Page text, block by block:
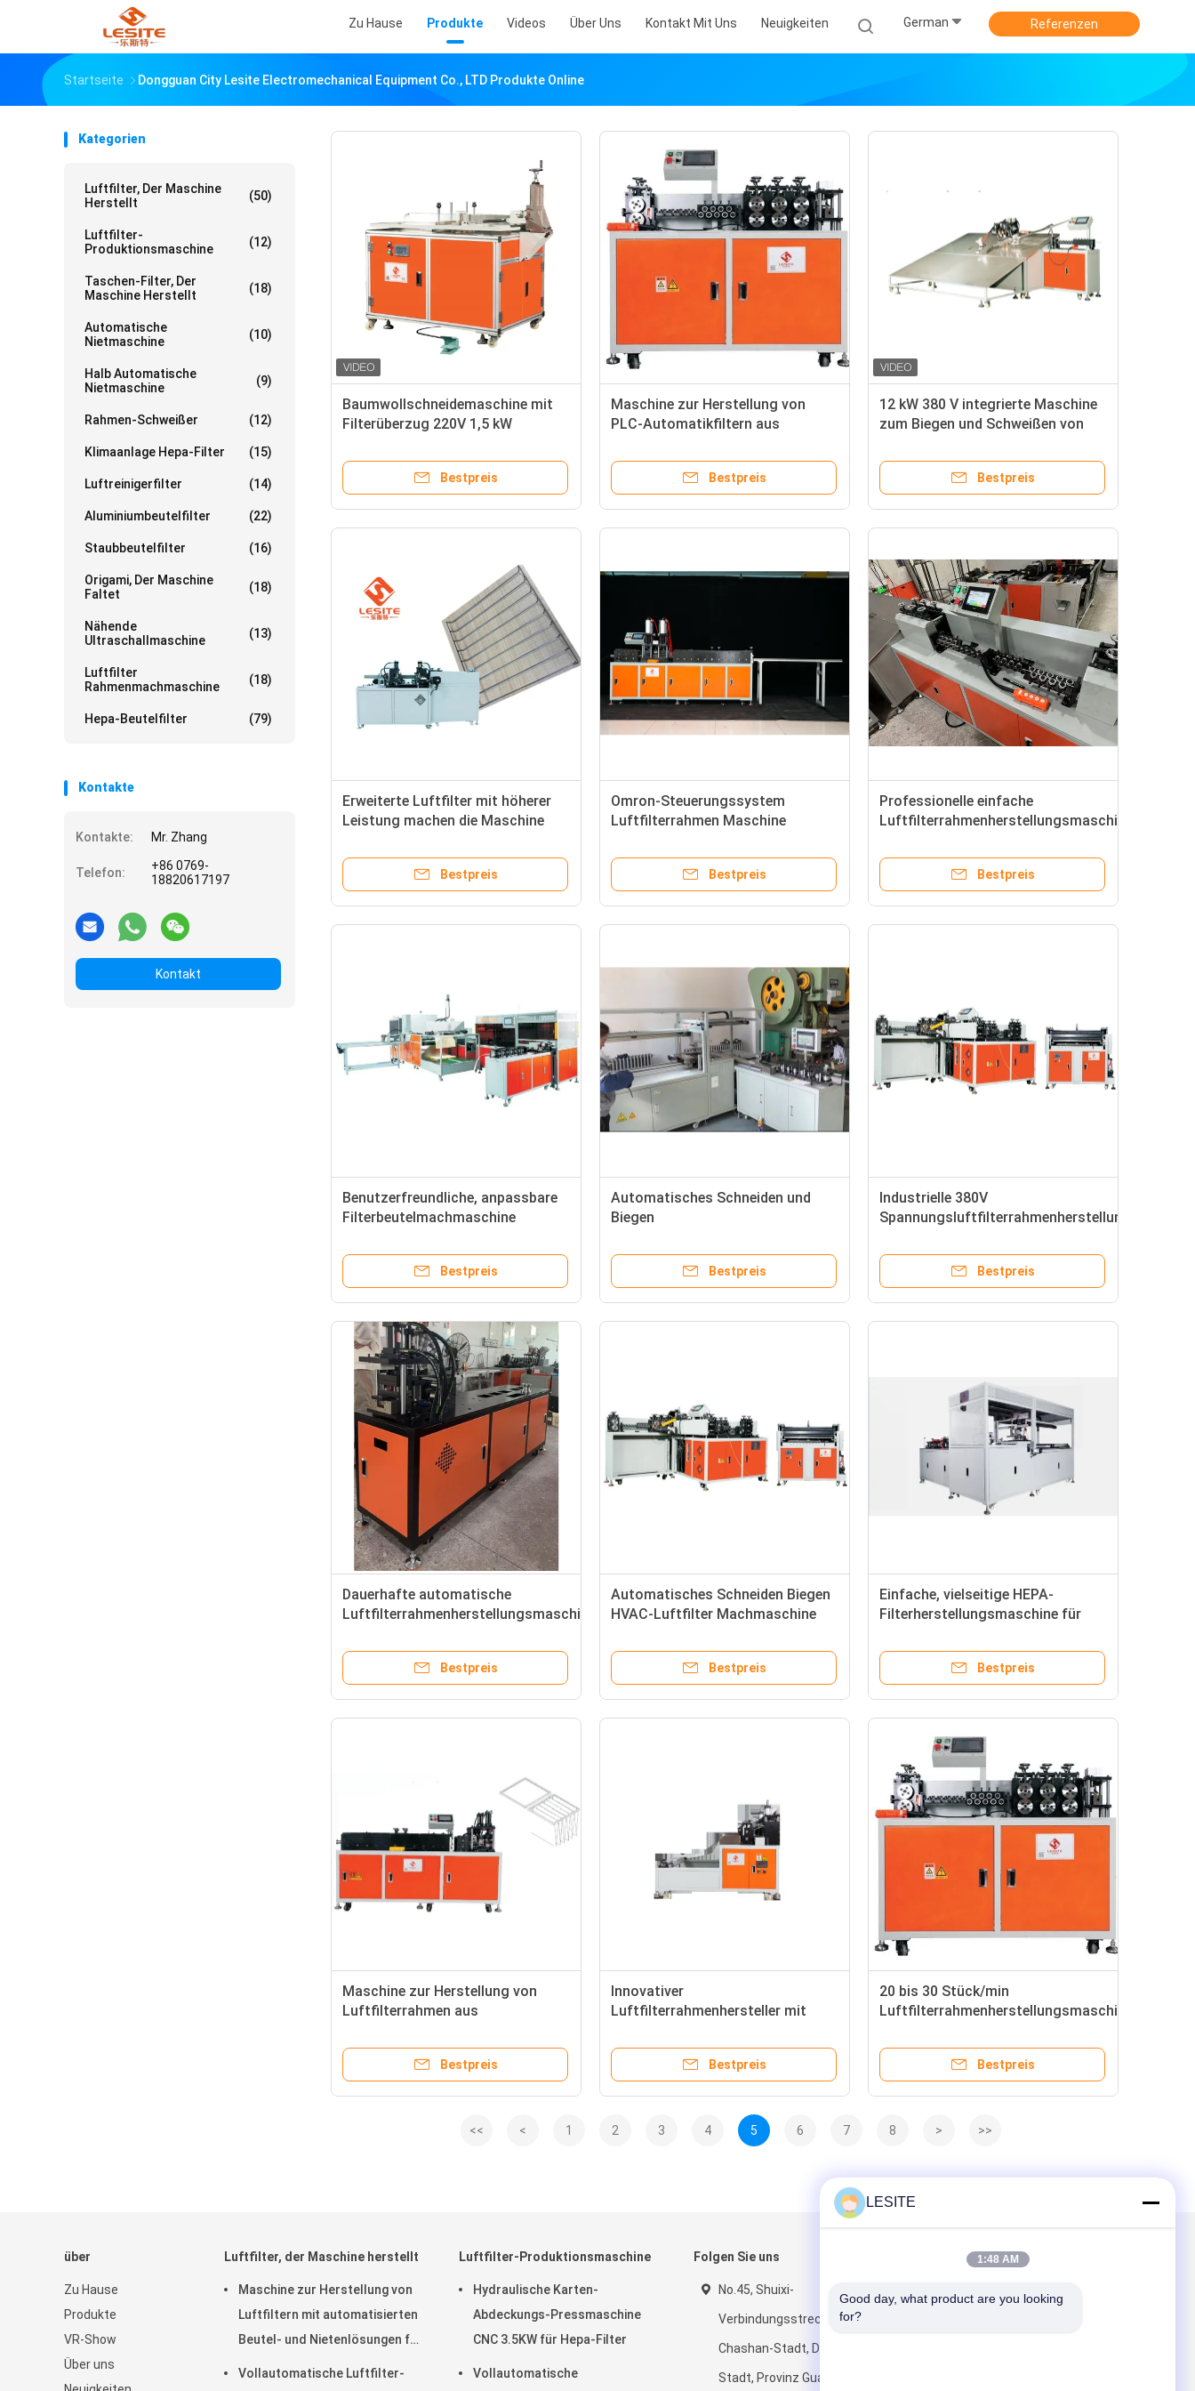
Zu Hause Produkte Videos Über Uns Kontakt Mit Uns Neuigkeiten German Referenzen
Startseite Dongguan City Lesite Electromechanical Equipment Co., LTD Produkte Online
Kategorien
Luftfilter, Der Maschine
Herstellt
(50)
Luftfilter-
Produktionsmaschine
(12)
Taschen-Filter, Der
Maschine Herstellt
(18)
Automatische
Nietmaschine
(10)
Halb Automatische
Nietmaschine
(9)
Rahmen-Schweißer (12)
Klimaanlage Hepa-Filter (15)
Luftreinigerfilter (14)
Aluminiumbeutelfilter (22)
Staubbeutelfilter (16)
Origami, Der Maschine
Faltet
(18)
Nähende
Ultraschallmaschine
(13)
Luftfilter
Rahmenmachmaschine
(18)
Hepa-Beutelfilter (79)
Kontakte
Kontakte: Mr. Zhang
Telefon:
+86 0769-
18820617197
Kontakt
Baumwollschneidemaschine mit
Filterüberzug 220V 1,5 kW
Bestpreis
Maschine zur Herstellung von
PLC-Automatikfiltern aus
Bestpreis
12 kW 380 V integrierte Maschine
zum Biegen und Schweißen von
Bestpreis
Erweiterte Luftfilter mit höherer
Leistung machen die Maschine
Bestpreis
Omron-Steuerungssystem
Luftfilterrahmen Maschine
Bestpreis
Professionelle einfache
Luftfilterrahmenherstellungsmaschine
Bestpreis
Benutzerfreundliche, anpassbare
Filterbeutelmachmaschine
Bestpreis
Automatisches Schneiden und
Biegen
Maschine Sicherstellung der
Bestpreis
Industrielle 380V
Bestpreis
Dauerhafte automatische
Luftfilterrahmenherstellungsmaschine
Bestpreis
Automatisches Schneiden Biegen
HVAC-Luftfilter Machmaschine
Bestpreis
Einfache, vielseitige HEPA-
Filterherstellungsmaschine für
Anwendungen
Bestpreis
Maschine zur Herstellung von
Luftfilterrahmen aus
Stück/Min.
Bestpreis
Innovativer
Luftfilterrahmenhersteller mit
Bestpreis
20 bis 30 Stück/min
Luftfilterrahmenherstellungsmaschine
Bestpreis
<< < 1 2 3 4 5 6 7 8 > >>
über
Zu Hause
Produkte
VR-Show
Über uns
Luftfilter, der Maschine herstellt
Maschine zur Herstellung von
Luftfiltern mit automatisierten
Beutel- und Nietenlösungen für
Vollautomatische Luftfilter-
Luftfilter-Produktionsmaschine
Hydraulische Karten-
Abdeckungs-Pressmaschine
CNC 3.5KW für Hepa-Filter
Vollautomatische
Folgen Sie uns
No.45, Shuixi-
Verbindungsstrecke, Hanxi,
Chashan-Stadt, Dongguan-
Stadt, Provinz Guangdong
Mailen Sie uns
LESITE
1:48 AM
Good day, what product are you looking
for?